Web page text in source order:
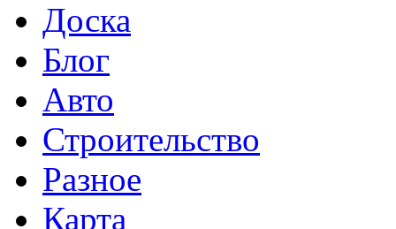
Доска
Блог
Авто
Строительство
Разное
Карта